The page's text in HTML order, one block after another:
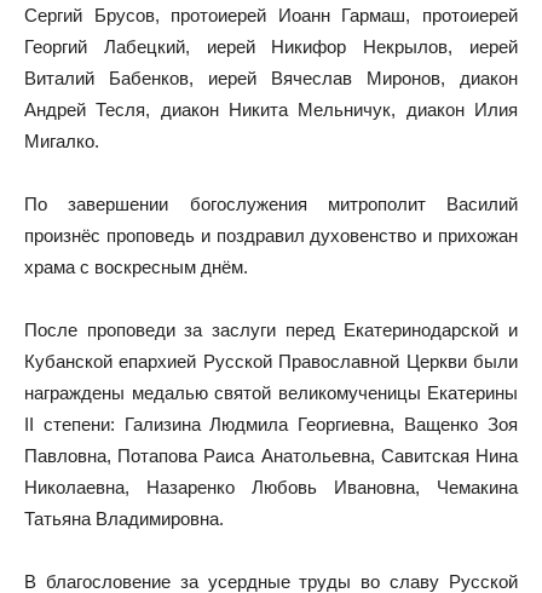
Сергий Брусов, протоиерей Иоанн Гармаш, протоиерей
Георгий Лабецкий, иерей Никифор Некрылов, иерей
Виталий Бабенков, иерей Вячеслав Миронов, диакон
Андрей Тесля, диакон Никита Мельничук, диакон Илия
Мигалко.
По завершении богослужения митрополит Василий
произнёс проповедь и поздравил духовенство и прихожан
храма с воскресным днём.
После проповеди за заслуги перед Екатеринодарской и
Кубанской епархией Русской Православной Церкви были
награждены медалью святой великомученицы Екатерины
II степени: Гализина Людмила Георгиевна, Ващенко Зоя
Павловна, Потапова Раиса Анатольевна, Савитская Нина
Николаевна, Назаренко Любовь Ивановна, Чемакина
Татьяна Владимировна.
В благословение за усердные труды во славу Русской